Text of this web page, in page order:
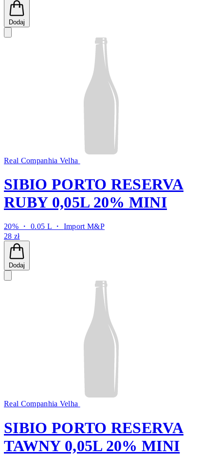
Dodaj
Real Companhia Velha
SIBIO PORTO RESERVA
RUBY 0,05L 20% MINI
20% ・ 0.05 L ・ Import M&P
28 zł
Dodaj
Real Companhia Velha
SIBIO PORTO RESERVA
TAWNY 0,05L 20% MINI